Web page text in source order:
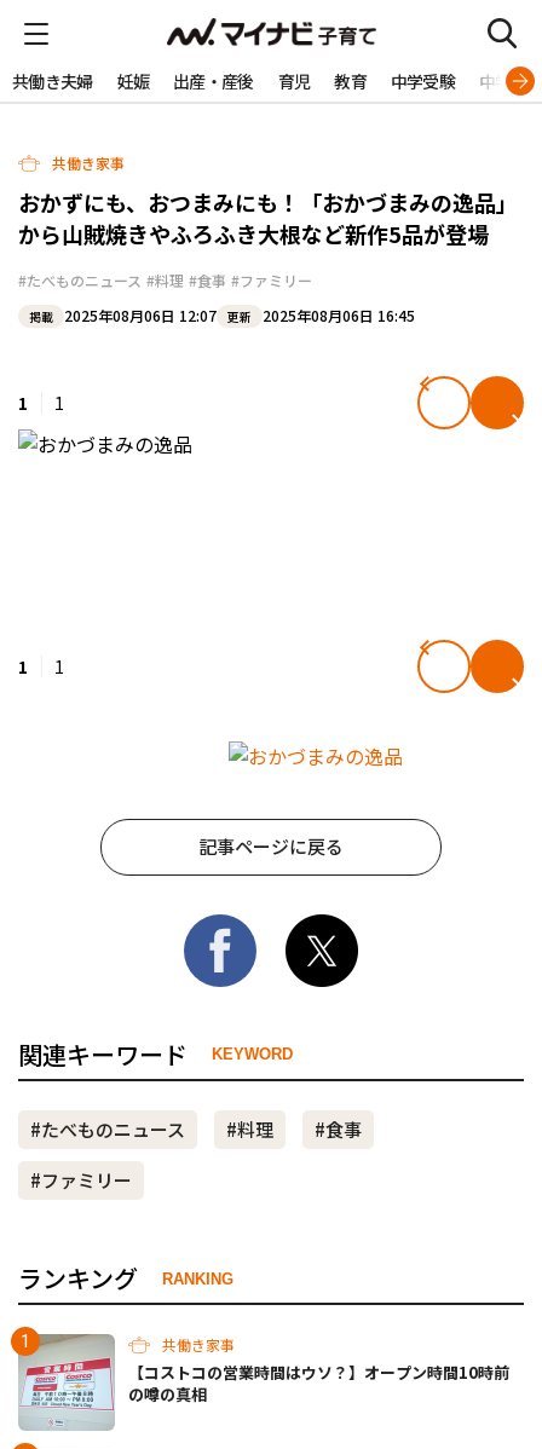
共働き夫婦 妊娠 出産・産後 育児 教育 中学受験 中学生
共働き家事
おかずにも、おつまみにも！「おかづまみの逸品」
から山賊焼きやふろふき大根など新作5品が登場
#たべものニュース #料理 #食事 #ファミリー
掲載 2025年08月06日 12:07 更新 2025年08月06日 16:45
1 1
1 1
記事ページに戻る
関連キーワード KEYWORD
#たべものニュース #料理
#食事
#ファミリー
ランキング RANKING
共働き家事
【コストコの営業時間はウソ？】オープン時間10時前
の噂の真相